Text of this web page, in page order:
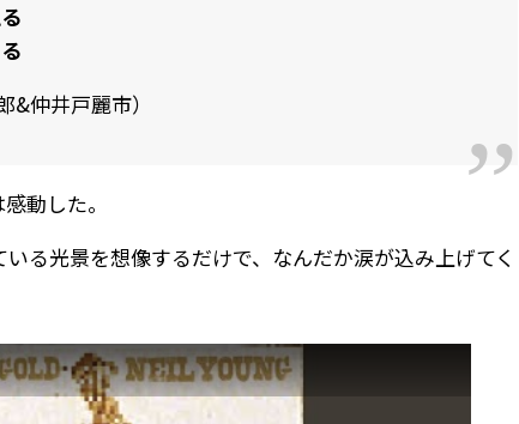
&仲井戸麗市）
動した。
る光景を想像するだけで、なんだか涙が込み上げてく